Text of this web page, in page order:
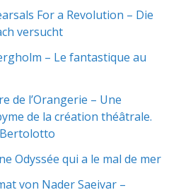
For a Revolution – Die
versucht
– Le fantastique au
de l’Orangerie – Une
de la création théâtrale.
Odyssée qui a le mal de mer
von Nader Saeivar​​ –